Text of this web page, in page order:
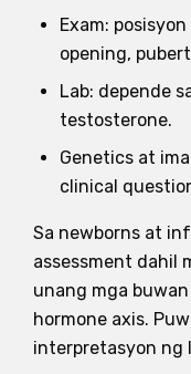
Exam:
opening,
Lab: depende
testosterone.
Genetics at
clinical
Sa newborns at
assessment dahil
unang mga
hormone axis.
interpretasyon ng